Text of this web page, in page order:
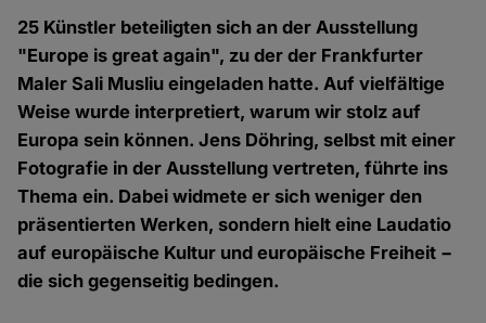
25 Künstler beteiligten sich an der Ausstellung
"Europe is great again", zu der der Frankfurter
Maler Sali Musliu eingeladen hatte. Auf vielfältige
Weise wurde interpretiert, warum wir stolz auf
Europa sein können. Jens Döhring, selbst mit einer
Fotografie in der Ausstellung vertreten, führte ins
Thema ein. Dabei widmete er sich weniger den
präsentierten Werken, sondern hielt eine Laudatio
auf europäische Kultur und europäische Freiheit −
die sich gegenseitig bedingen.